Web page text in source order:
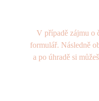
V případě zájmu o
formulář. Následně
a po úhradě si